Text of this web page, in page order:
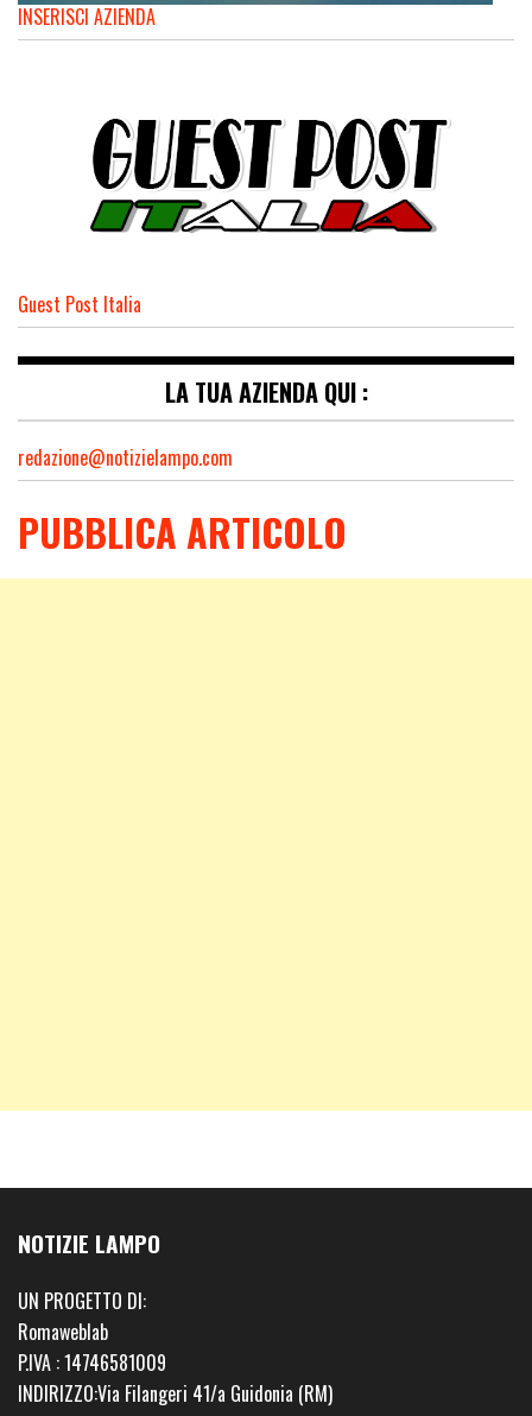
INSERISCI AZIENDA
Guest Post Italia
LA TUA AZIENDA QUI :
redazione@notizielampo.com
PUBBLICA ARTICOLO
NOTIZIE LAMPO
UN PROGETTO DI:
Romaweblab
P.IVA : 14746581009
INDIRIZZO:Via Filangeri 41/a Guidonia (RM)